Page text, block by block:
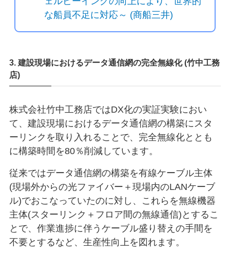
な船員不足に対応～ (商船三井)
3. 建設現場におけるデータ通信網の完全無線化 (竹中工務
店)
株式会社竹中工務店ではDX化の実証実験におい
て、建設現場におけるデータ通信網の構築にスタ
ーリンクを取り入れることで、完全無線化ととも
に構築時間を80％削減しています。
従来ではデータ通信網の構築を有線ケーブル主体
(現場外からの光ファイバー＋現場内のLANケーブ
ル)でおこなっていたのに対し、これらを無線機器
主体(スターリンク＋フロア間の無線通信)とするこ
とで、作業進捗に伴うケーブル盛り替えの手間を
不要とするなど、生産性向上を図れます。